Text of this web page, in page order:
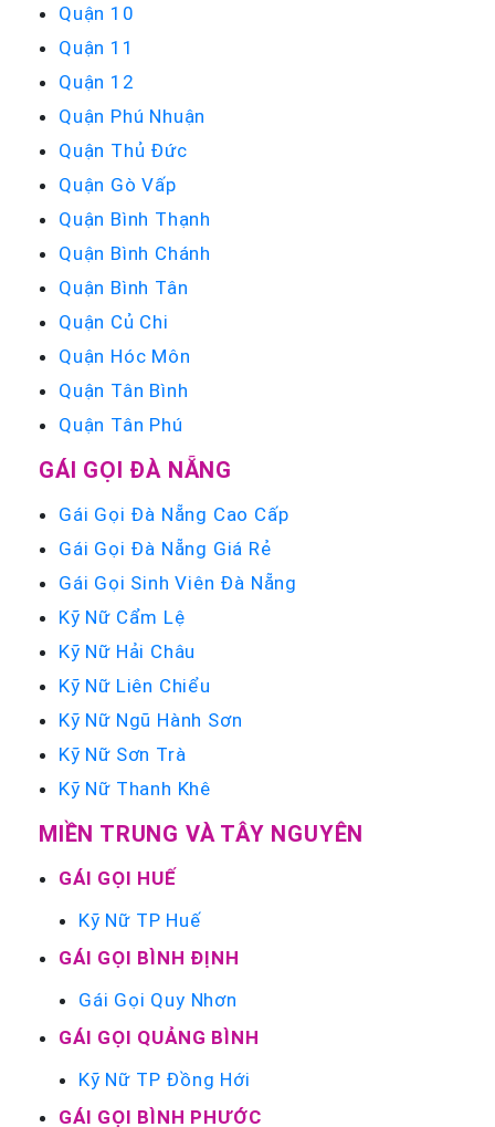
Quận 10
Quận 11
Quận 12
Quận Phú Nhuận
Quận Thủ Đức
Quận Gò Vấp
Quận Bình Thạnh
Quận Bình Chánh
Quận Bình Tân
Quận Củ Chi
Quận Hóc Môn
Quận Tân Bình
Quận Tân Phú
GÁI GỌI ĐÀ NẴNG
Gái Gọi Đà Nẵng Cao Cấp
Gái Gọi Đà Nẵng Giá Rẻ
Gái Gọi Sinh Viên Đà Nẵng
Kỹ Nữ Cẩm Lệ
Kỹ Nữ Hải Châu
Kỹ Nữ Liên Chiểu
Kỹ Nữ Ngũ Hành Sơn
Kỹ Nữ Sơn Trà
Kỹ Nữ Thanh Khê
MIỀN TRUNG VÀ TÂY NGUYÊN
GÁI GỌI HUẾ
Kỹ Nữ TP Huế
GÁI GỌI BÌNH ĐỊNH
Gái Gọi Quy Nhơn
GÁI GỌI QUẢNG BÌNH
Kỹ Nữ TP Đồng Hới
GÁI GỌI BÌNH PHƯỚC